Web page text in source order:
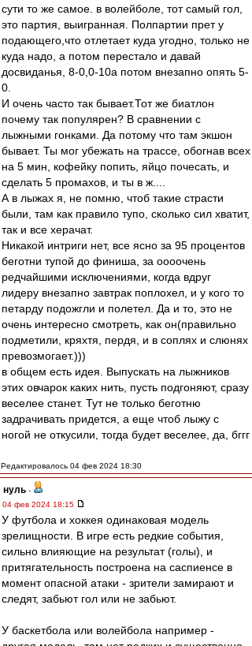
сути то же самое. в волейболе, тот самый гол,
это партия, выигранная. Полпартии прет у
подающего,что отлетает куда угодно, только не
куда надо, а потом перестало и давай
досвиданья, 8-0,0-10а потом внезапно опять 5-
0.
И очень часто так бывает.Тот же биатлон
почему так популярен? В сравнении с
лыжными гонками. Да потому что там экшон
бывает. Ты мог убежать на трассе, обогнав всех
на 5 мин, кофейку попить, яйцо почесать, и
сделать 5 промахов, и ты в ж....
А в лыжах я, не помню, чтоб такие страсти
были, там как правило тупо, сколько сил хватит,
так и все херачат.
Никакой интриги нет, все ясно за 95 процентов
беготни тупой до финиша, за оооочень
редчайшими исключениями, когда вдруг
лидеру внезапно завтрак поплохел, и у кого то
петарду подожгли и полетел. Да и то, это не
очень интересно смотреть, как он(правильно
подметили, кряхтя, пердя, и в соплях и слюнях
превозмогает.)))
в общем есть идея. Выпускать на лыжников
этих овчарок каких нить, пусть подгоняют, сразу
веселее станет. Тут не только беготню
задрачивать придется, а еще чтоб лыжу с
ногой не откусили, тогда будет веселее, да, бггг
Редактировалось 04 фев 2024 18:30
нуль -
04 фев 2024 18:15
У футбола и хоккея одинаковая модель
зрелищности. В игре есть редкие события,
сильно влияющие на результат (голы), и
притягательность построена на саспиенсе в
момент опасной атаки - зрители замирают и
следят, забьют гол или не забьют.
У баскетбола или волейбола например -